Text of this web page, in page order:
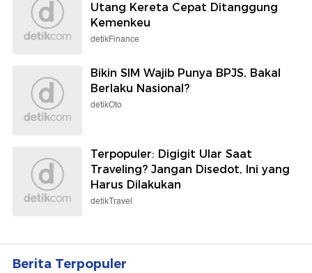
Utang Kereta Cepat Ditanggung
Kemenkeu
detikFinance
Bikin SIM Wajib Punya BPJS, Bakal
Berlaku Nasional?
detikOto
Terpopuler: Digigit Ular Saat
Traveling? Jangan Disedot, Ini yang
Harus Dilakukan
detikTravel
Berita Terpopuler